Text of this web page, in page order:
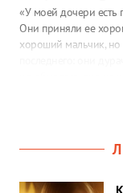
«У моей дочери есть
Они приняли ее
хороший мальчик, но
последнего: они
но обиделся, она не
„извини“, но ему